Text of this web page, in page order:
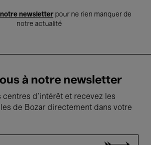
newsletterpour ne rien manquer de
notre actualité
à notre newsletter
centres d'intérêt et recevez les
de Bozar directement dans votre